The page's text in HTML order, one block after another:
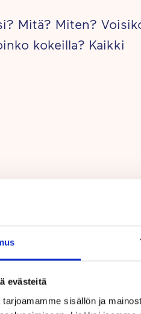
evästeitä
sisällön ja
Mitä? Miten?
kokeilla? Kaikki